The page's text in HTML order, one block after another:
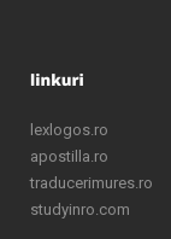
lexlogos.ro
apostilla.ro
traducerimures.ro
studyinro.com